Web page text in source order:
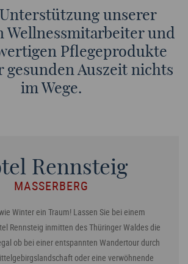
unserer
Wellnessmitarbeiter und
Pflegeprodukte
gesunden Auszeit nichts
im Wege.
Rennsteig
MASSERBERG
Winter ein Traum! Lassen Sie bei einem
Rennsteig inmitten des Thüringer Waldes die
ob bei einer entspannten Wandertour durch
oder eine verwöhnende